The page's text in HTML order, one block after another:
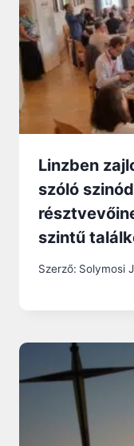
Linzben
szóló
szintű
Szerző: Solymosi